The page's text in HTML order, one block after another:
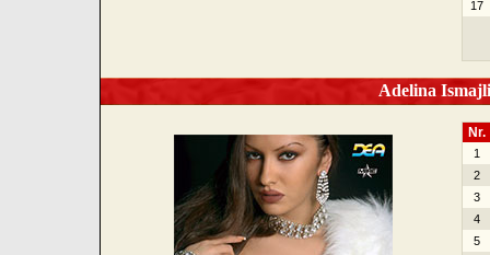
17
Adelina
Nr.
1
2
3
4
5